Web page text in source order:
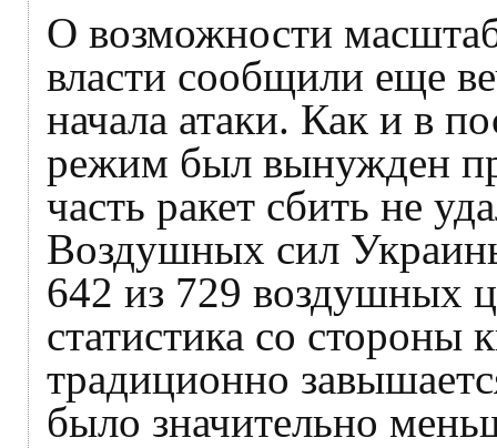
О возможности
власти сообщили еще
начала атаки. Как и в
режим был вынужден
часть ракет сбить не
Воздушных сил
642 из 729 воздушных
статистика со стороны
традиционно
было значительно